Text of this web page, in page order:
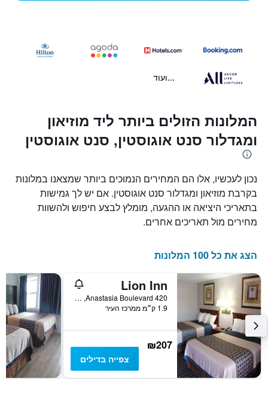
...ועוד
המלונות הזולים ביותר ליד מוזיאון
ומגדלור סנט אוגוסטין, סנט אוגוסטין
נכון לעכשיו, אלו הם המחירים הנמוכים ביותר שמצאנו במלונות
בקרבת מוזיאון ומגדלור סנט אוגוסטין. אם יש לך גמישות
בתאריכי היציאה או ההגעה, מומלץ לבצע חיפוש ולהשוות
מחירים מול תאריכים אחרים.
הצג את כל 100 המלונות
Lion Inn
420 Anastasia Boulevard, סנט אוגוסטין, FL, ארצות הברית
1.9 ק״מ ממרכז העיר
₪207
צפייה בדילים